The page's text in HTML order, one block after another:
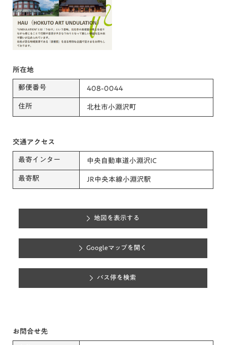
所在地
郵便番号 408-0044
住所 北杜市小淵沢町
交通アクセス
最寄インター 中央自動車道小淵沢IC
最寄駅 JR中央本線小淵沢駅
地図を表示する
Googleマップを開く
バス停を検索
お問合せ先